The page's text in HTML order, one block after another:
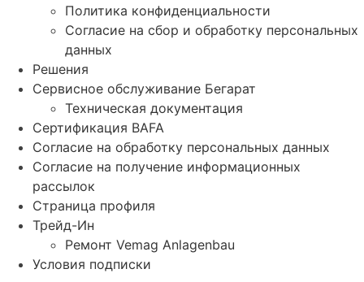
Политика конфиденциальности
Согласие на сбор и обработку персональных
данных
Решения
Сервисное обслуживание Бегарат
Техническая документация
Сертификация BAFA
Согласие на обработку персональных данных
Согласие на получение информационных
рассылок
Страница профиля
Трейд-Ин
Ремонт Vemag Anlagenbau
Условия подписки